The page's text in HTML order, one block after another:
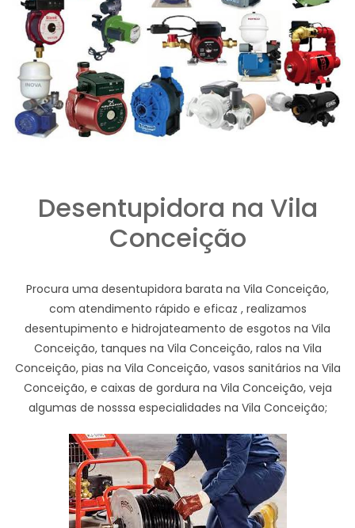
Desentupidora na Vila
Conceição
Procura uma desentupidora barata na Vila Conceição,
com atendimento rápido e eficaz , realizamos
desentupimento e hidrojateamento de esgotos na Vila
Conceição, tanques na Vila Conceição, ralos na Vila
Conceição, pias na Vila Conceição, vasos sanitários na Vila
Conceição, e caixas de gordura na Vila Conceição, veja
algumas de nosssa especialidades na Vila Conceição;